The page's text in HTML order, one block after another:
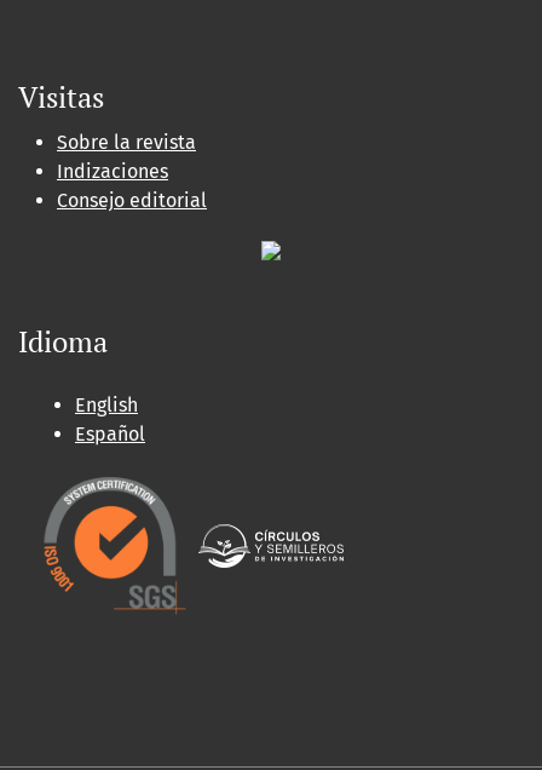
Visitas
Sobre la revista
Indizaciones
Consejo editorial
Idioma
English
Español